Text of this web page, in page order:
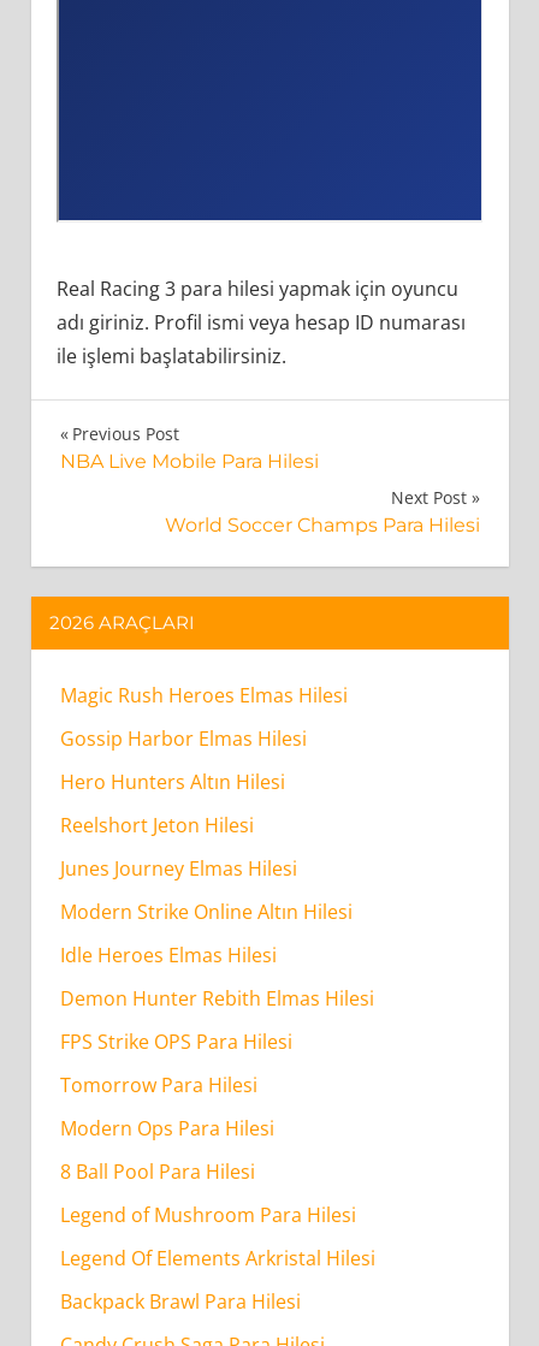
Real Racing 3 para hilesi yapmak için oyuncu
adı giriniz. Profil ismi veya hesap ID numarası
ile işlemi başlatabilirsiniz.
Real
Racing
Hilesi
Nasıl
Çalışır?
Real
Racing
Hilesi
Güvenilirmi?
Racing
3
Para
Kadar
Sürede
Tamamlanır?
Yazı
Previous Post
NBA Live Mobile Para Hilesi
Next Post
World Soccer Champs Para Hilesi
2026 ARAÇLARI
Magic Rush Heroes Elmas Hilesi
Gossip Harbor Elmas Hilesi
Hero Hunters Altın Hilesi
Reelshort Jeton Hilesi
Junes Journey Elmas Hilesi
Modern Strike Online Altın Hilesi
Idle Heroes Elmas Hilesi
Demon Hunter Rebith Elmas Hilesi
FPS Strike OPS Para Hilesi
Tomorrow Para Hilesi
Modern Ops Para Hilesi
8 Ball Pool Para Hilesi
Legend of Mushroom Para Hilesi
Legend Of Elements Arkristal Hilesi
Backpack Brawl Para Hilesi